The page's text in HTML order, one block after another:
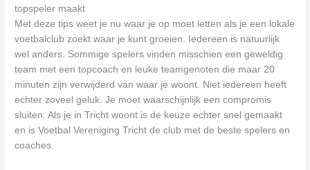
topspeler maakt
Met deze tips weet je nu waar je op moet letten als je een lokale
voetbalclub zoekt waar je kunt groeien. Iedereen is natuurlijk
wel anders. Sommige spelers vinden misschien een geweldig
team met een topcoach en leuke teamgenoten die maar 20
minuten zijn verwijderd van waar je woont. Niet iedereen heeft
echter zoveel geluk. Je moet waarschijnlijk een compromis
sluiten. Als je in Tricht woont is de keuze echter snel gemaakt
en is Voetbal Vereniging Tricht de club met de beste spelers en
coaches.